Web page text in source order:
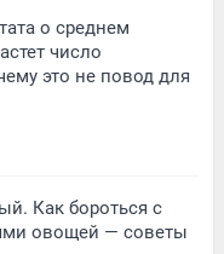
о среднем
число
это не повод для
Как бороться с
овощей — советы